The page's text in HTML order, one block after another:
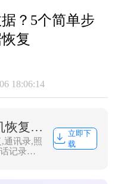
？5个简单步
复
18:06:14
金舟苹果手机恢复大师
通讯录,照
记录恢
立即下
载